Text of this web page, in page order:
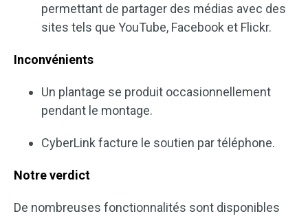
permettant de partager des médias avec des
sites tels que YouTube, Facebook et Flickr.
Inconvénients
Un plantage se produit occasionnellement
pendant le montage.
CyberLink facture le soutien par téléphone.
Notre verdict
De nombreuses fonctionnalités sont disponibles